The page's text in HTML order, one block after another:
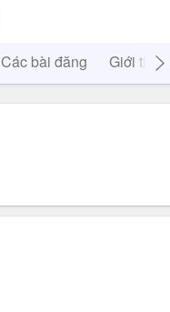
Các bài đăng Giới thiệu